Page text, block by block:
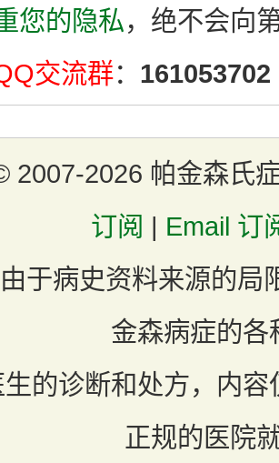
您的隐私，绝不会向
交流群： 161053702
2007-2026 帕金森氏
订阅 | Email 订
由于病史资料来源的局
金森病症的各
的诊断和处方，内
正规的医院